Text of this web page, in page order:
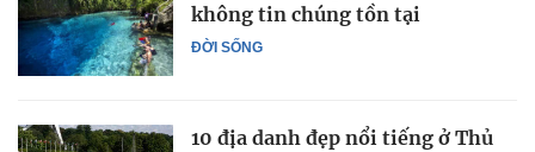
ĐỜI SỐNG
không tin chúng tồn tại
10 địa danh đẹp nổi tiếng ở Thủ